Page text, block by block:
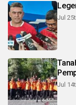
Jul
Jul